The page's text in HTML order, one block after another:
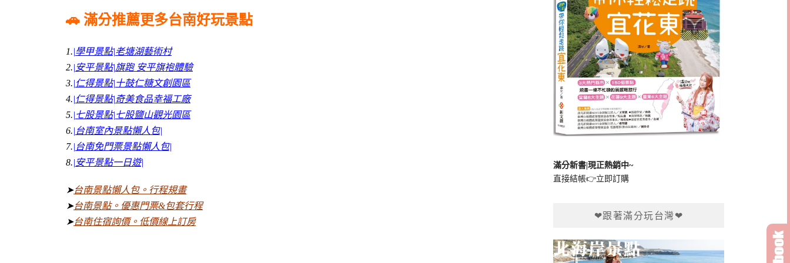
🚗 滿分推薦更多台南好玩景點
1. |學甲景點|老塘湖藝術村
2. |安平景點|旗跑 安平旗袍體驗
3. |仁得景點|十鼓仁糖文創園區
4. |仁得景點|奇美食品幸福工廠
5. |七股景點|七股鹽山觀光園區
6. |台南室內景點懶人包|
7. |台南免門票景點懶人包|
8. |安平景點一日遊|
➤台南景點懶人包。行程規畫
➤台南景點。優惠門票&包套行程
➤台南住宿詢價。低價線上訂房
滿分新書|現正熱銷中~
直接結帳👉立即訂購
❤跟著滿分玩台灣❤